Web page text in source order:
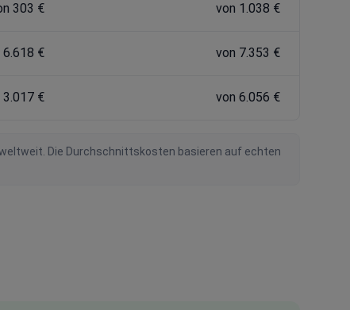
303 € von 1.038 €
6.618 € von 7.353 €
3.017 € von 6.056 €
Die Durchschnittskosten basieren auf echten